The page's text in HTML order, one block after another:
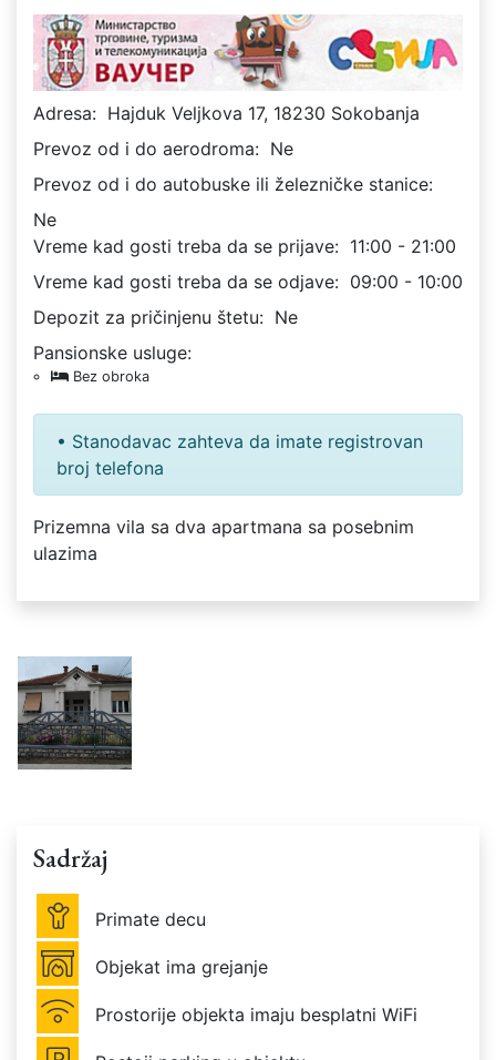
Adresa: Hajduk Veljkova 17, 18230 Sokobanja
Prevoz od i do aerodroma: Ne
Prevoz od i do autobuske ili železničke stanice:
Ne
Vreme kad gosti treba da se prijave: 11:00 - 21:00
Vreme kad gosti treba da se odjave: 09:00 - 10:00
Depozit za pričinjenu štetu: Ne
Pansionske usluge:
Bez obroka
• Stanodavac zahteva da imate registrovan
broj telefona
Prizemna vila sa dva apartmana sa posebnim
ulazima
Sadržaj
Primate decu
Objekat ima grejanje
Prostorije objekta imaju besplatni WiFi